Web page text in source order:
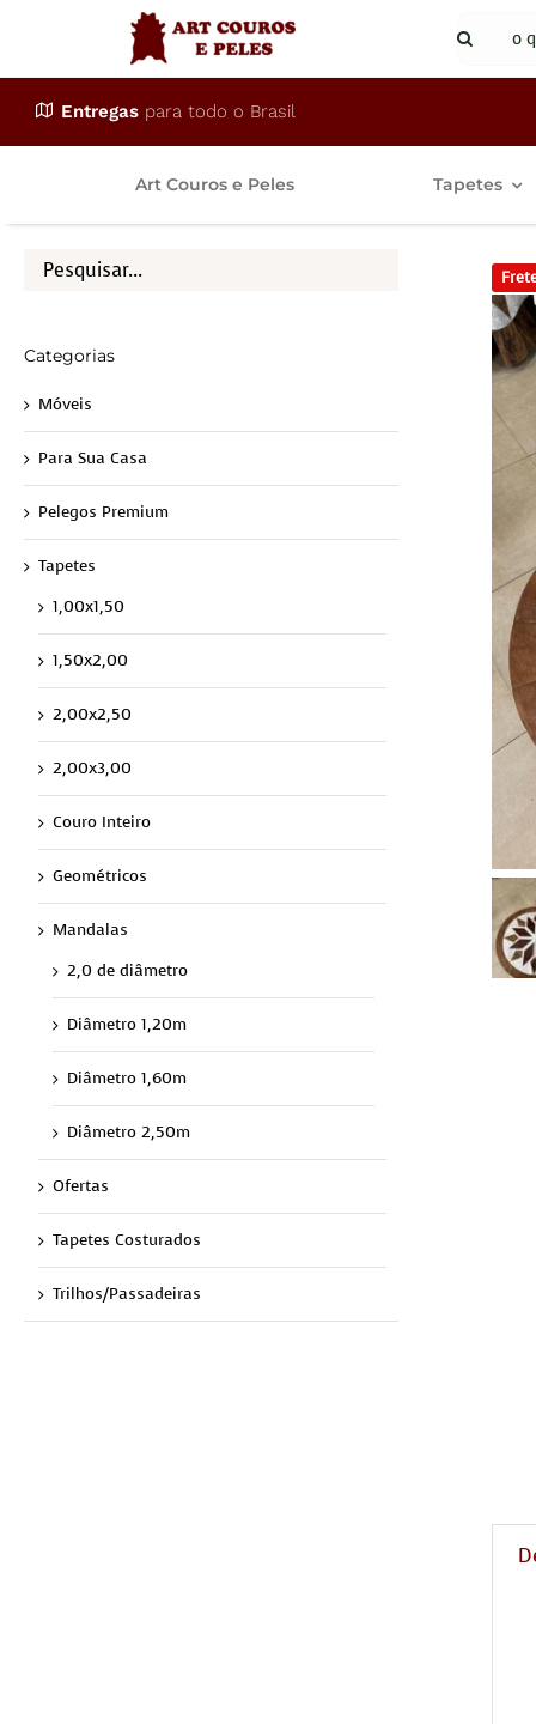
conteúdo
Buscar
Entregas para todo o Brasil
Art Couros e Peles Tapetes
Categorias
Móveis
Para Sua Casa
Pelegos Premium
Tapetes
1,00x1,50
1,50x2,00
2,00x2,50
2,00x3,00
Couro Inteiro
Geométricos
Mandalas
2,0 de diâmetro
Diâmetro 1,20m
Diâmetro 1,60m
Diâmetro 2,50m
Ofertas
Tapetes Costurados
Trilhos/Passadeiras